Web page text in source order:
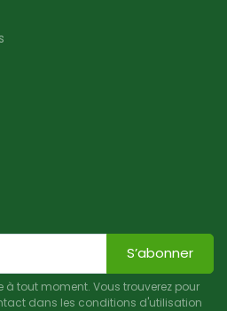
S’abonner
à tout moment. Vous trouverez pour
dans les conditions d'utilisation